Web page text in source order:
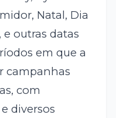
Natal, Dia
e outras datas
em que a
campanhas
com
diversos